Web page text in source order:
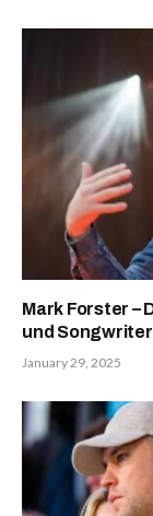
Mark Forster –
und Songwriter
January 29, 2025